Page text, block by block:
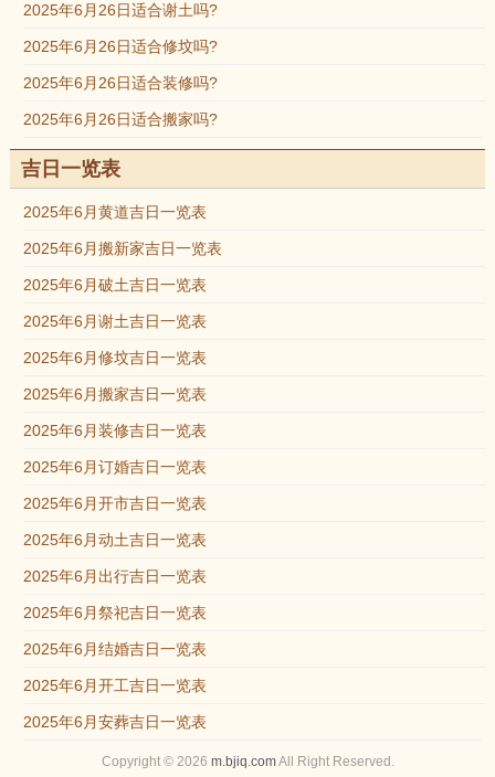
2025年6月26日适合谢土吗?
2025年6月26日适合修坟吗?
2025年6月26日适合装修吗?
2025年6月26日适合搬家吗?
吉日一览表
2025年6月黄道吉日一览表
2025年6月搬新家吉日一览表
2025年6月破土吉日一览表
2025年6月谢土吉日一览表
2025年6月修坟吉日一览表
2025年6月搬家吉日一览表
2025年6月装修吉日一览表
2025年6月订婚吉日一览表
2025年6月开市吉日一览表
2025年6月动土吉日一览表
2025年6月出行吉日一览表
2025年6月祭祀吉日一览表
2025年6月结婚吉日一览表
2025年6月开工吉日一览表
2025年6月安葬吉日一览表
Copyright © 2026 m.bjiq.comAll Right Reserved.